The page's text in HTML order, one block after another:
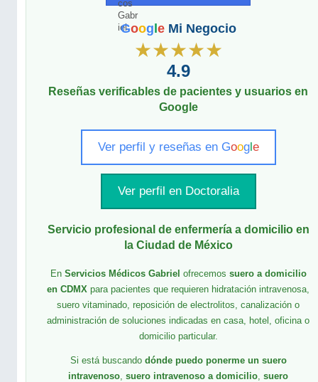
Google Mi Negocio
★★★★★
4.9
Reseñas verificables de pacientes y usuarios en
Google
Ver perfil y reseñas en Google
Ver perfil en Doctoralia
Servicio profesional de enfermería a domicilio en
la Ciudad de México
En Servicios Médicos Gabriel ofrecemos suero a domicilio
en CDMX para pacientes que requieren hidratación intravenosa,
suero vitaminado, reposición de electrolitos, canalización o
administración de soluciones indicadas en casa, hotel, oficina o
domicilio particular.
Si está buscando dónde puedo ponerme un suero
intravenoso suero intravenoso a domicilio suero